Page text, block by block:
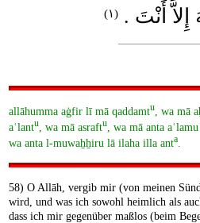
إِلاَّ أَنْتَ . (١)
allāhumma aġfir lī mā qaddamtu, wa mā
aʿlantu , wa mā asraftu , wa mā anta
wa anta l-muwaẖẖiru lā ilaha illa anta
58) O Allāh, vergib mir (von meinen
wird, und was ich sowohl heimlich als
dass ich mir gegenüber maßlos (beim